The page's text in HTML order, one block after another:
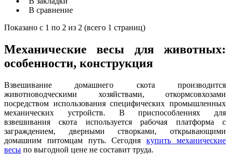
В сравнение
Показано с 1 по 2 из 2 (всего 1 страниц)
Механические весы для животных:
особенности, конструкция
Взвешивание домашнего скота производится
животноводческими хозяйствами, откормсовхозами
посредством использования специфических промышленных
механических устройств. В приспособлениях для
взвешивания скота используется рабочая платформа с
заграждением, дверными створками, открывающими
домашним питомцам путь. Сегоднякупить механические
весы по выгодной цене не составит труда.